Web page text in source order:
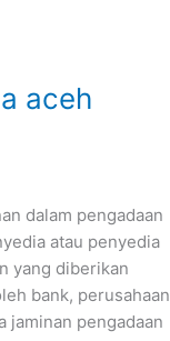
aceh
dalam pengadaan
atau penyedia
yang diberikan
bank, perusahaan
jaminan pengadaan